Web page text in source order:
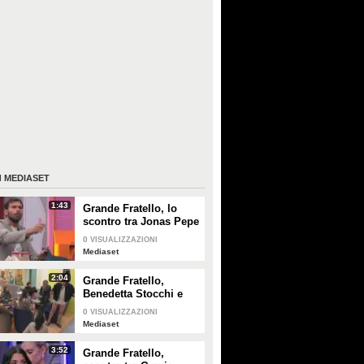
MEDIASET
1:43
Grande Fratello, lo
scontro tra Jonas Pepe
e Domenico D'Alterio
0 VISUALIZZAZIONI
Mediaset
2:04
Grande Fratello,
Benedetta Stocchi e
Francesca Carrara:
discussione in camera
0 VISUALIZZAZIONI
Mediaset
3:52
Grande Fratello,